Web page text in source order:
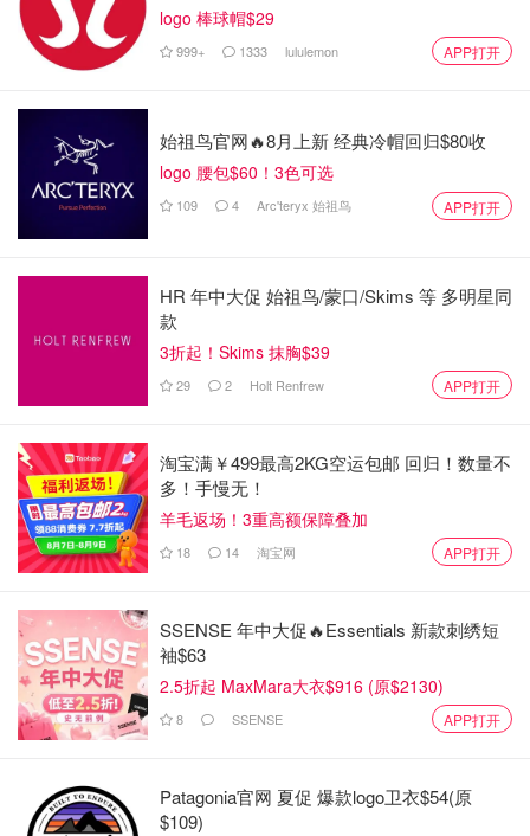
logo 棒球帽$29
999+ 1333 lululemon APP打开
始祖鸟官网🔥8月上新 经典冷帽回归$80收
logo 腰包$60！3色可选
109 4 Arc'teryx 始祖鸟 APP打开
HR 年中大促 始祖鸟/蒙口/Skims 等 多明星同
款
3折起！Skims 抹胸$39
29 2 Holt Renfrew APP打开
淘宝满￥499最高2KG空运包邮 回归！数量不
多！手慢无！
羊毛返场！3重高额保障叠加
18 14 淘宝网 APP打开
SSENSE 年中大促🔥Essentials 新款刺绣短
袖$63
2.5折起 MaxMara大衣$916 (原$2130)
8 SSENSE APP打开
Patagonia官网 夏促 爆款logo卫衣$54(原
$109)